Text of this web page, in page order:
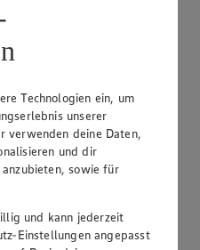
Technologien ein, um
unserer
verwenden deine Daten,
und dir
sowie für
und kann jederzeit
Einstellungen angepasst